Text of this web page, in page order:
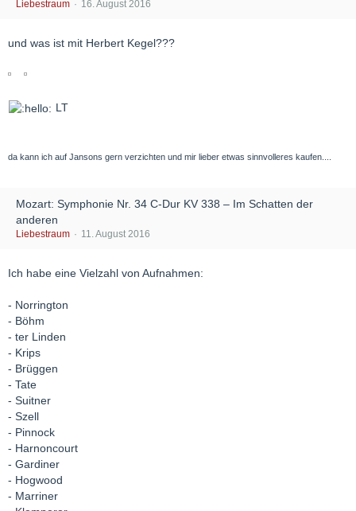
Liebestraum 16. August 2016
und was ist mit Herbert Kegel???
LT
da kann ich auf Jansons gern verzichten und mir lieber etwas sinnvolleres kaufen....
Mozart: Symphonie Nr. 34 C-Dur KV 338 – Im Schatten der
anderen
Liebestraum 11. August 2016
Ich habe eine Vielzahl von Aufnahmen:
- Norrington
- Böhm
- ter Linden
- Krips
- Brüggen
- Tate
- Suitner
- Szell
- Pinnock
- Harnoncourt
- Gardiner
- Hogwood
- Marriner